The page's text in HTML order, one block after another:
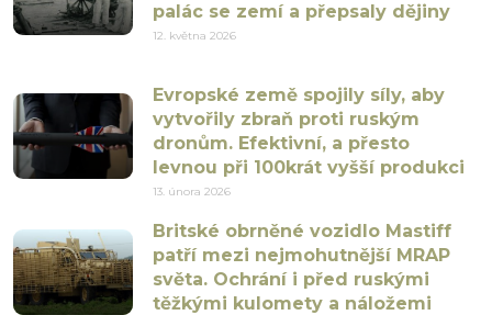
palác se zemí a přepsaly dějiny
12. května 2026
Evropské země spojily síly, aby
vytvořily zbraň proti ruským
dronům. Efektivní, a přesto
levnou při 100krát vyšší produkci
13. února 2026
Britské obrněné vozidlo Mastiff
patří mezi nejmohutnější MRAP
světa. Ochrání i před ruskými
těžkými kulomety a náložemi